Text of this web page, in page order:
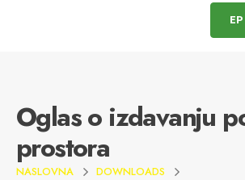
Oglas o izdavanju
prostora
NASLOVNA
DOWNLOADS